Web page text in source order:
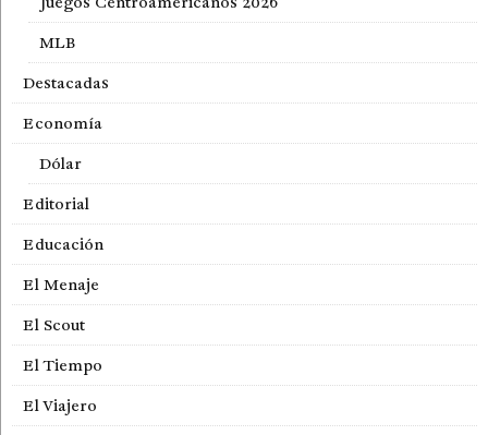
MLB
Destacadas
Economía
Dólar
Editorial
Educación
El Menaje
El Scout
El Tiempo
El Viajero